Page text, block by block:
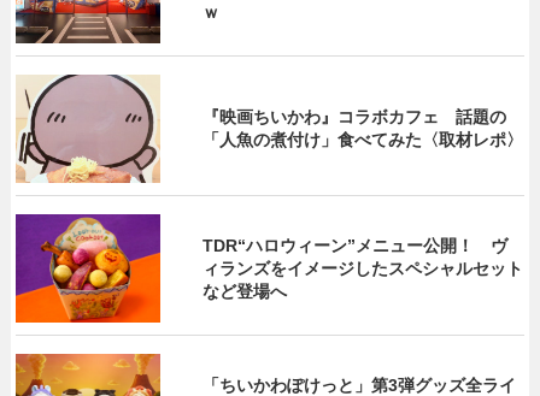
ｗ
『映画ちいかわ』コラボカフェ 話題の
「人魚の煮付け」食べてみた〈取材レポ〉
TDR“ハロウィーン”メニュー公開！ ヴ
ィランズをイメージしたスペシャルセット
など登場へ
「ちいかわぽけっと」第3弾グッズ全ライ